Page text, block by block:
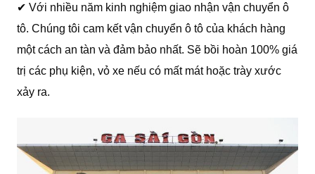
✔ Với nhiều năm kinh nghiệm giao nhận vận chuyển ô
tô. Chúng tôi cam kết vận chuyển ô tô của khách hàng
một cách an tàn và đảm bảo nhất. Sẽ bồi hoàn 100% giá
trị các phụ kiện, vỏ xe nếu có mất mát hoặc trày xước
xảy ra.